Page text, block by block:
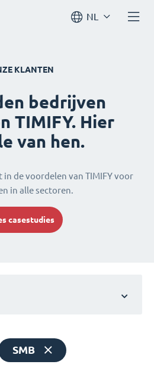
NL
KLANTEN
bedrijven
TIMIFY. Hier
van hen.
de voordelen van TIMIFY voor
in alle sectoren.
casestudies
SMB